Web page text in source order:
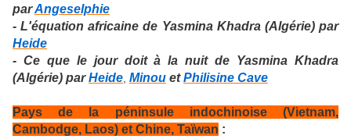
parAngeselphie
- L'équation africaine de Yasmina Khadra (Algérie) par
Heide
- Ce que le jour doit à la nuit de Yasmina Khadra
(Algérie) parHeide Minou et Philisine Cave
Pays de la péninsule indochinoise (Vietnam,
Cambodge, Laos) et Chine, Taïwan :